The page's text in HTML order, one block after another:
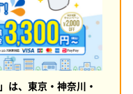
は、東京・神奈川・